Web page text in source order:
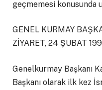
geçmemesi konusunda
GENEL KURMAY
ZİYARET, 24 ŞUBAT
Genelkurmay Başkanı
Başkanı olarak ilk kez